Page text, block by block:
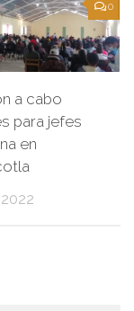
0
a cabo
para jefes
en